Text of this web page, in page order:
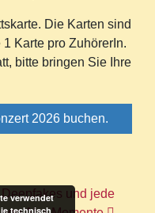
Die Karten sind
Karte pro ZuhörerIn.
bitte bringen Sie Ihre
2026 buchen.
Deepfakes und jede
verwendet
technisch